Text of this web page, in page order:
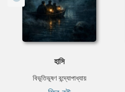
হাসি
বিভূতিভূষণ বন্দ্যোপাধ্যায়